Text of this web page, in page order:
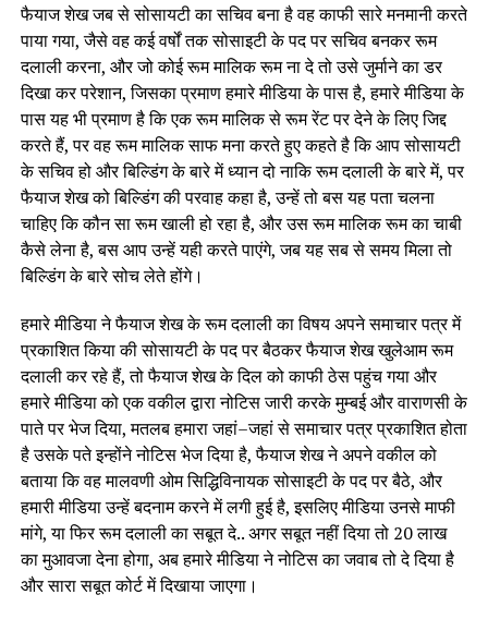
फैयाज शेख जब से सोसायटी का सचिव बना है वह काफी सारे मनमानी करते
पाया गया, जैसे वह कई वर्षों तक सोसाइटी के पद पर सचिव बनकर रूम
दलाली करना, और जो कोई रूम मालिक रूम ना दे तो उसे जुर्माने का डर
दिखा कर परेशान, जिसका प्रमाण हमारे मीडिया के पास है, हमारे मीडिया के
पास यह भी प्रमाण है कि एक रूम मालिक से रूम रेंट पर देने के लिए जिद्द
करते हैं, पर वह रूम मालिक साफ मना करते हुए कहते है कि आप सोसायटी
के सचिव हो और बिल्डिंग के बारे में ध्यान दो नाकि रूम दलाली के बारे में, पर
फैयाज शेख को बिल्डिंग की परवाह कहा है, उन्हें तो बस यह पता चलना
चाहिए कि कौन सा रूम खाली हो रहा है, और उस रूम मालिक रूम का चाबी
कैसे लेना है, बस आप उन्हें यही करते पाएंगे, जब यह सब से समय मिला तो
बिल्डिंग के बारे सोच लेते होंगे।
हमारे मीडिया ने फैयाज शेख के रूम दलाली का विषय अपने समाचार पत्र में
प्रकाशित किया की सोसायटी के पद पर बैठकर फैयाज शेख खुलेआम रूम
दलाली कर रहे हैं, तो फैयाज शेख के दिल को काफी ठेस पहुंच गया और
हमारे मीडिया को एक वकील द्वारा नोटिस जारी करके मुम्बई और वाराणसी के
पाते पर भेज दिया, मतलब हमारा जहां–जहां से समाचार पत्र प्रकाशित होता
है उसके पते इन्होंने नोटिस भेज दिया है, फैयाज शेख ने अपने वकील को
बताया कि वह मालवणी ओम सिद्धिविनायक सोसाइटी के पद पर बैठे, और
हमारी मीडिया उन्हें बदनाम करने में लगी हुई है, इसलिए मीडिया उनसे माफी
मांगे, या फिर रूम दलाली का सबूत दे.. अगर सबूत नहीं दिया तो 20 लाख
का मुआवजा देना होगा, अब हमारे मीडिया ने नोटिस का जवाब तो दे दिया है
और सारा सबूत कोर्ट में दिखाया जाएगा।